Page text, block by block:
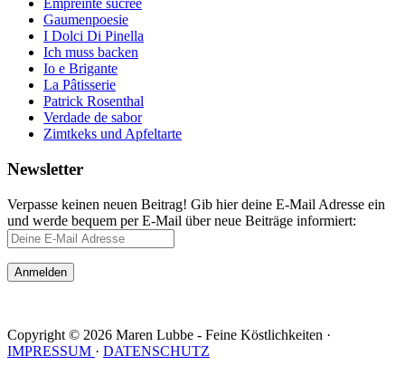
Empreinte sucrée
Gaumenpoesie
I Dolci Di Pinella
Ich muss backen
Io e Brigante
La Pâtisserie
Patrick Rosenthal
Verdade de sabor
Zimtkeks und Apfeltarte
Newsletter
Verpasse keinen neuen Beitrag! Gib hier deine E-Mail Adresse ein
und werde bequem per E-Mail über neue Beiträge informiert:
Copyright © 2026 Maren Lubbe - Feine Köstlichkeiten ·
IMPRESSUM · DATENSCHUTZ